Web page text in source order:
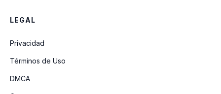
LEGAL
Privacidad
Términos de Uso
DMCA